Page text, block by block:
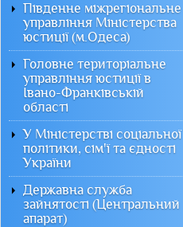
Південне міжрегіональне
управління Міністерства
юстиції (м.Одеса)
Головне територіальне
управління юстиції в
Івано-Франківській
області
У Міністерстві соціальної
політики, сім'ї та єдності
України
Державна служба
зайнятості (Центральний
апарат)